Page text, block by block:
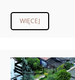
WIĘCEJ